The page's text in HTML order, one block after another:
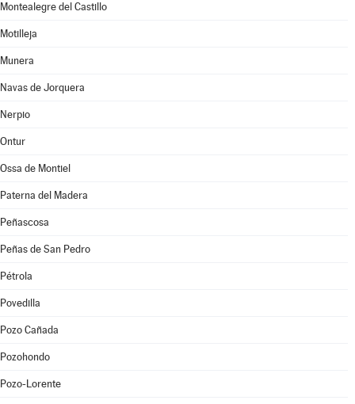
Montealegre del Castillo
Motilleja
Munera
Navas de Jorquera
Nerpio
Ontur
Ossa de Montiel
Paterna del Madera
Peñascosa
Peñas de San Pedro
Pétrola
Povedilla
Pozo Cañada
Pozohondo
Pozo-Lorente